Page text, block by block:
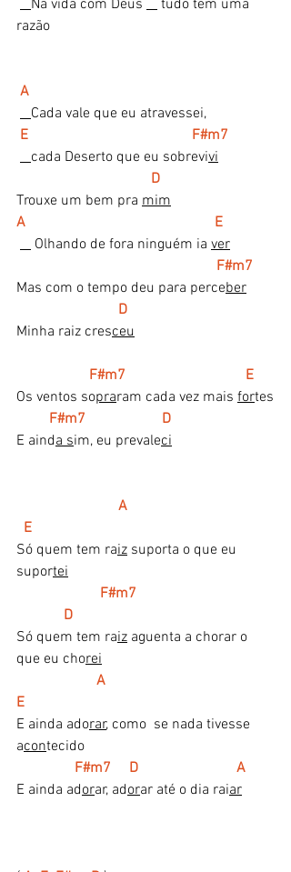
Na vida com Deus
tudo tem uma
razão
A
Cada vale que eu atravessei,
E                                             F#m7
cada Deserto que eu sobrevivi
D
Trouxe um bem pra mim
A                                                    E
Olhando de fora ninguém ia ver
F#m7
Mas com o tempo deu para perceber
D
Minha raiz cresceu
F#m7                                 E
Os ventos sopraram cada vez mais fortes
F#m7                     D
E ainda sim, eu prevaleci
        A
  E
Só quem tem raiz suporta o que eu
suportei
  F#m7
             D
Só quem tem raiz aguenta a chorar o
que eu chorei
A
E
E ainda adorar, como  se nada tivesse
acontecido
       F#m7     D                           A
E ainda adorar, adorar até o dia raiar